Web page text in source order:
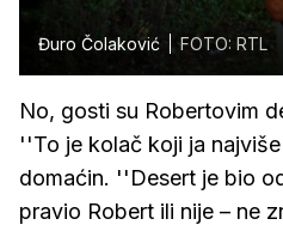
Đuro Čolaković FOTO: RTL
No, gosti su Robertovim
''To je kolač koji ja
domaćin. ''Desert je bio
pravio Robert ili nije – ne